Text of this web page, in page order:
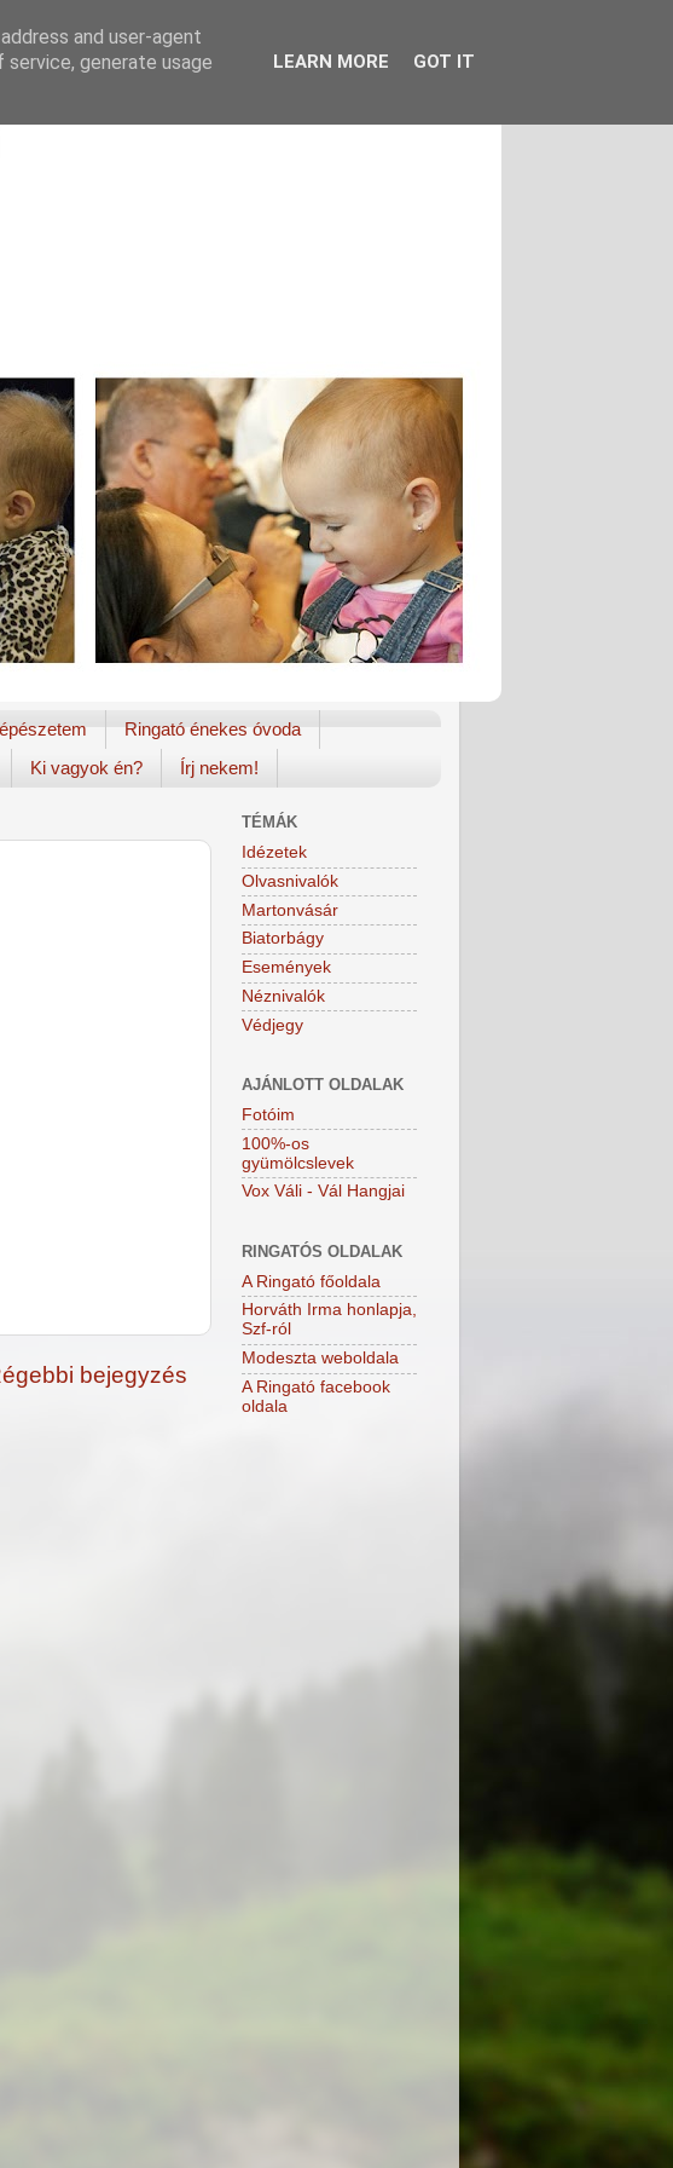
Ringató énekes óvoda
Ki vagyok én? Írj nekem!
bejegyzés
TÉMÁK
Idézetek
Olvasnivalók
Martonvásár
Biatorbágy
Események
Néznivalók
Védjegy
AJÁNLOTT OLDALAK
Fotóim
100%-os
gyümölcslevek
Vox Váli - Vál Hangjai
RINGATÓS OLDALAK
A Ringató főoldala
Horváth Irma honlapja,
Szf-ról
Modeszta weboldala
A Ringató facebook
oldala
and user-agent
generate usage
LEARN MORE GOT IT